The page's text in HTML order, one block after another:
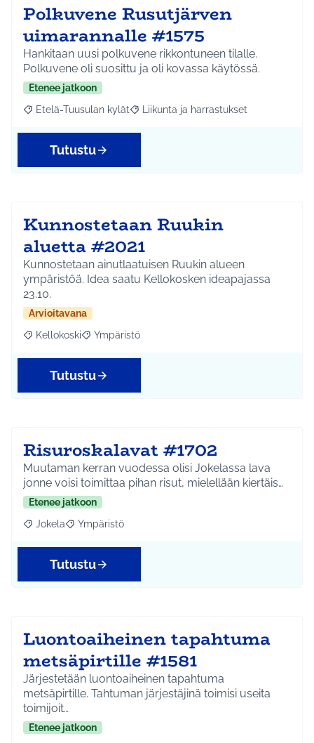
Polkuvene Rusutjärven
uimarannalle #1575
Hankitaan uusi polkuvene rikkontuneen tilalle.
Polkuvene oli suosittu ja oli kovassa käytössä.
Etenee jatkoon
Rajaa tulokset aihepiirin mukaan: Etelä-Tuusulan kylät
Etelä-Tuusulan kylät Rajaa tulokset teeman mukaan:
Liikunta ja harrastukset
Tutustu
Kunnostetaan Ruukin
aluetta #2021
Kunnostetaan ainutlaatuisen Ruukin alueen
ympäristöä. Idea saatu Kellokosken ideapajassa
23.10.
Arvioitavana
Rajaa tulokset aihepiirin mukaan: Kellokoski
Kellokoski Rajaa tulokset teeman mukaan: Ympäristö
Ympäristö
Tutustu
Risuroskalavat #1702
Muutaman kerran vuodessa olisi Jokelassa lava
jonne voisi toimittaa pihan risut, mielellään kiertäis…
Etenee jatkoon
Rajaa tulokset aihepiirin mukaan: Jokela
Jokela Rajaa tulokset teeman mukaan: Ympäristö
Ympäristö
Tutustu
Luontoaiheinen tapahtuma
metsäpirtille #1581
Järjestetään luontoaiheinen tapahtuma
metsäpirtille. Tahtuman järjestäjinä toimisi useita
toimijoit…
Etenee jatkoon